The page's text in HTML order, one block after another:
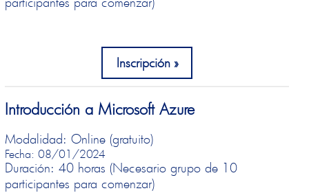
Inscripción
Introducción a Microsoft Azure
Modalidad: Online (gratuito)
Fecha: 08/01/2024
Duración: 40 horas (Necesario grupo de 10
participantes para comenzar)